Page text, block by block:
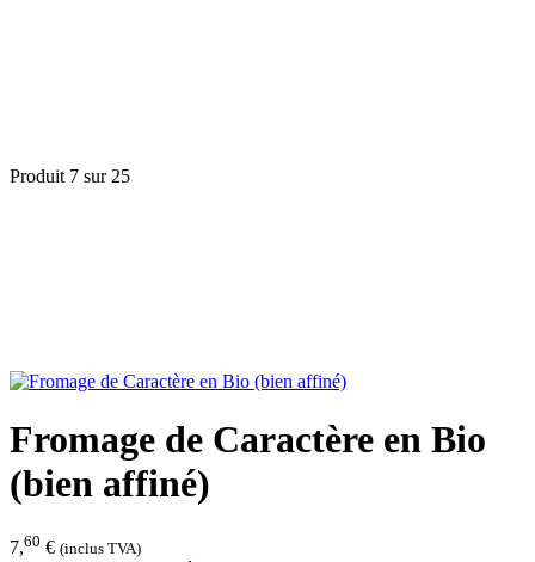
Produit 7 sur 25
Fromage de Caractère en Bio
(bien affiné)
7,60 € (inclus TVA)